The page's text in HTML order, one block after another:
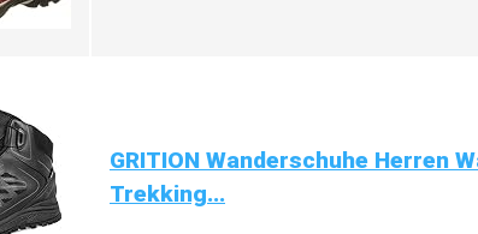
GRITION Wanderschuhe Herren
Trekking...